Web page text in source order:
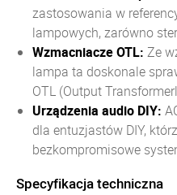
zastosowania w
lampowych, zarówno
Wzmacniacze OTL: Ze
lampa ta doskonale
OTL (Output
Urządzenia audio DIY:
dla entuzjastów DIY,
bezkompromisowe
Specyfikacja techniczna